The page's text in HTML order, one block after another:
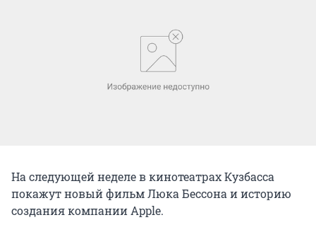
На следующей неделе в кинотеатрах Кузбасса
покажут новый фильм Люка Бессона и историю
создания компании Apple.